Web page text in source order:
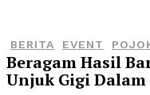
BERITA EVENT
Beragam Hasil
Unjuk Gigi Dalam